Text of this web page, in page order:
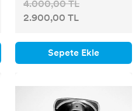
4.000,00 TL
2.900,00 TL
Sepete Ekle